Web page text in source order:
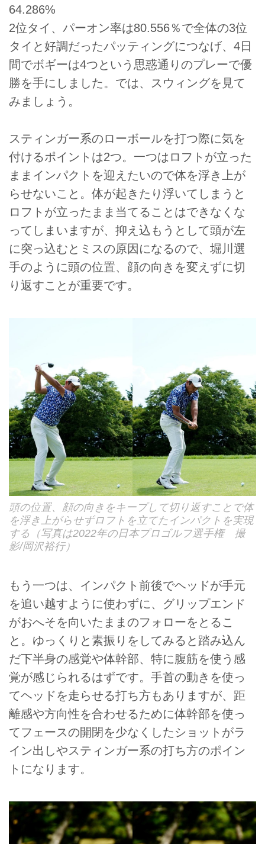
64.286%
2位タイ、パーオン率は80.556％で全体の3位
タイと好調だったパッティングにつなげ、4日
間でボギーは4つという思惑通りのプレーで優
勝を手にしました。では、スウィングを見て
みましょう。
スティンガー系のローボールを打つ際に気を
付けるポイントは2つ。一つはロフトが立った
ままインパクトを迎えたいので体を浮き上が
らせないこと。体が起きたり浮いてしまうと
ロフトが立ったまま当てることはできなくな
ってしまいますが、抑え込もうとして頭が左
に突っ込むとミスの原因になるので、堀川選
手のように頭の位置、顔の向きを変えずに切
り返すことが重要です。
頭の位置、顔の向きをキープして切り返すことで体
を浮き上がらせずロフトを立てたインパクトを実現
する（写真は2022年の日本プロゴルフ選手権 撮
影/岡沢裕行）
もう一つは、インパクト前後でヘッドが手元
を追い越すように使わずに、グリップエンド
がおへそを向いたままのフォローをとるこ
と。ゆっくりと素振りをしてみると踏み込ん
だ下半身の感覚や体幹部、特に腹筋を使う感
覚が感じられるはずです。手首の動きを使っ
てヘッドを走らせる打ち方もありますが、距
離感や方向性を合わせるために体幹部を使っ
てフェースの開閉を少なくしたショットがラ
イン出しやスティンガー系の打ち方のポイン
トになります。